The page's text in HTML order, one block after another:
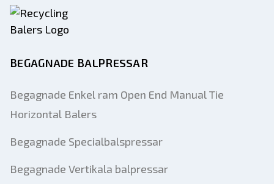
BEGAGNADE BALPRESSAR
Begagnade Enkel ram Open End Manual Tie
Horizontal Balers
Begagnade Specialbalspressar
Begagnade Vertikala balpressar